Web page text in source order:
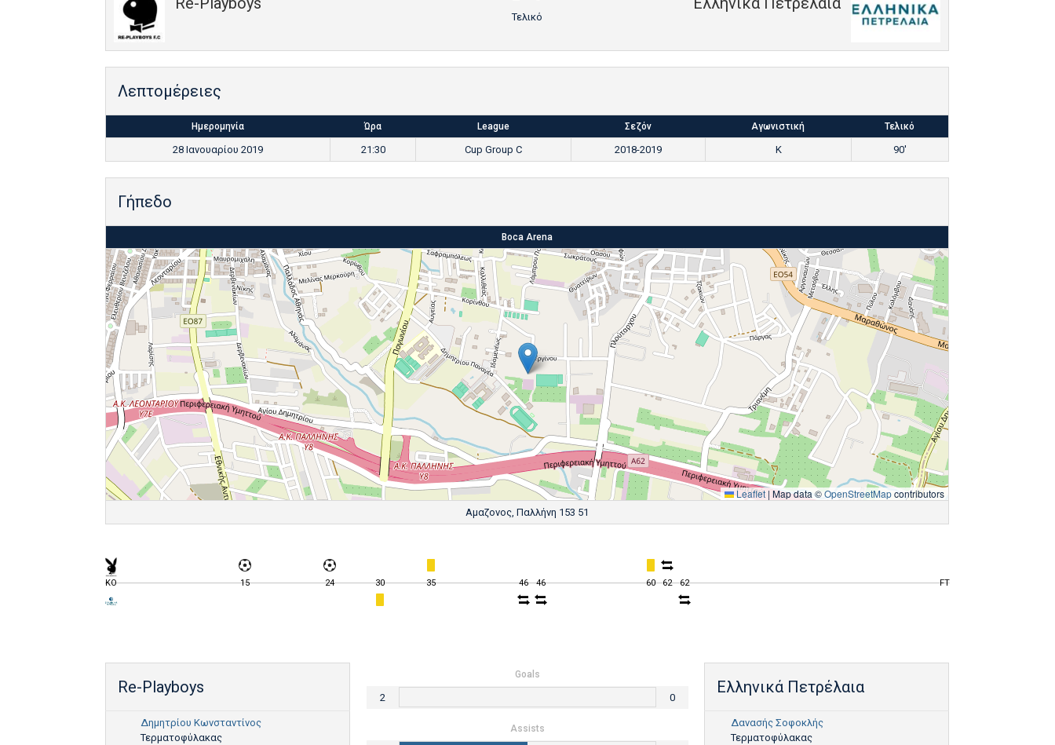
Τελικό
Λεπτομέρειες
Ημερομηνία Ώρα League Σεζόν Αγωνιστική Τελικό
28 Ιανουαρίου 2019 21:30 Cup Group C 2018-2019 Κ 90'
Γήπεδο
Boca Arena
Leaflet |Map data ©OpenStreetMapcontributors
Αμαζονoς, Παλλήνη 153 51
KO 15 24 30 35 46 46 60 62 62 FT
Re-Playboys
Δημητρίου Κωνσταντίνος
Τερματοφύλακας
Ελληνικά Πετρέλαια
Δανασής Σοφοκλής
Τερματοφύλακας
Goals
2 0
Assists